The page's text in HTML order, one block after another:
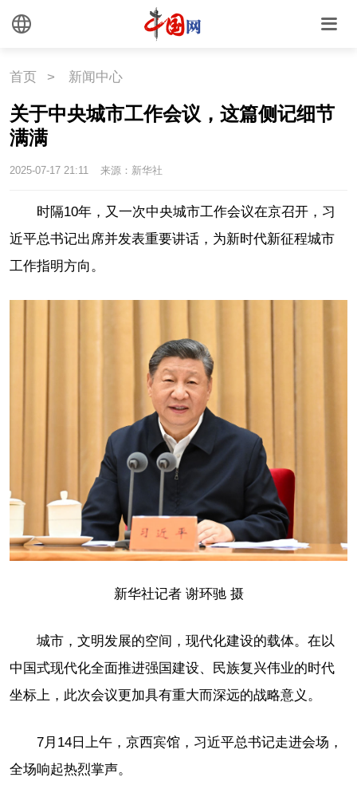
首页 > 新闻中心
关于中央城市工作会议，这篇侧记细节
满满
2025-07-17 21:11 来源：新华社
时隔10年，又一次中央城市工作会议在京召开，习
近平总书记出席并发表重要讲话，为新时代新征程城市
工作指明方向。
新华社记者 谢环驰 摄
城市，文明发展的空间，现代化建设的载体。在以
中国式现代化全面推进强国建设、民族复兴伟业的时代
坐标上，此次会议更加具有重大而深远的战略意义。
7月14日上午，京西宾馆，习近平总书记走进会场，
全场响起热烈掌声。